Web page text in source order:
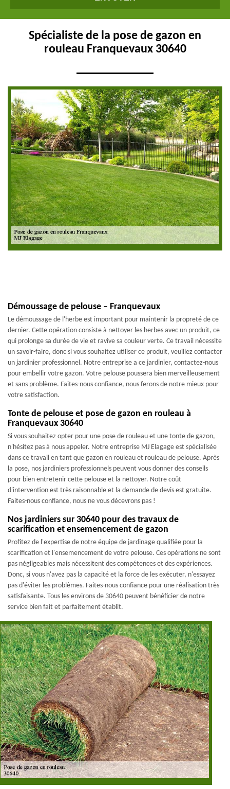
Spécialiste de la pose de gazon en
rouleau Franquevaux 30640
Démoussage de pelouse – Franquevaux
Le démoussage de l'herbe est important pour maintenir la propreté de ce
dernier. Cette opération consiste à nettoyer les herbes avec un produit, ce
qui prolonge sa durée de vie et ravive sa couleur verte. Ce travail nécessite
un savoir-faire, donc si vous souhaitez utiliser ce produit, veuillez contacter
un jardinier professionnel. Notre entreprise a ce jardinier, contactez-nous
pour embellir votre gazon. Votre pelouse poussera bien merveilleusement
et sans problème. Faites-nous confiance, nous ferons de notre mieux pour
votre satisfaction.
Tonte de pelouse et pose de gazon en rouleau à
Franquevaux 30640
Si vous souhaitez opter pour une pose de rouleau et une tonte de gazon,
n'hésitez pas à nous appeler. Notre entreprise MJ Elagage est spécialisée
dans ce travail en tant que gazon en rouleau et rouleau de pelouse. Après
la pose, nos jardiniers professionnels peuvent vous donner des conseils
pour bien entretenir cette pelouse et la nettoyer. Notre coût
d'intervention est très raisonnable et la demande de devis est gratuite.
Faites-nous confiance, nous ne vous décevrons pas !
Nos jardiniers sur 30640 pour des travaux de
scarification et ensemencement de gazon
Profitez de l'expertise de notre équipe de jardinage qualifiée pour la
scarification et l'ensemencement de votre pelouse. Ces opérations ne sont
pas négligeables mais nécessitent des compétences et des expériences.
Donc, si vous n'avez pas la capacité et la force de les exécuter, n'essayez
pas d'éviter les problèmes. Faites-nous confiance pour une réalisation très
satisfaisante. Tous les environs de 30640 peuvent bénéficier de notre
service bien fait et parfaitement établit.